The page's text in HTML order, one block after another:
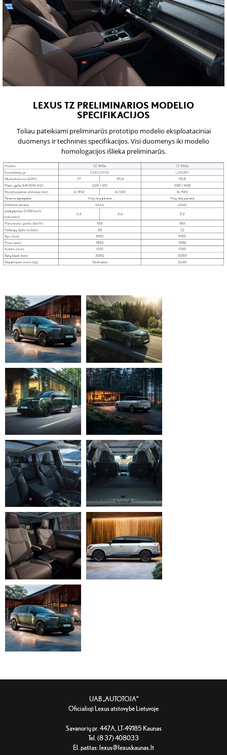
LEXUS TZ PRELIMINARIOS MODELIO
SPECIFIKACIJOS
Toliau pateikiami preliminarūs prototipo modelio eksploataciniai
duomenys ir techninės specifikacijos. Visi duomenys iki modelio
homologacijos išlieka preliminarūs.
UAB „AUTOTOJA“
Oficialioji Lexus atstovybė Lietuvoje
Savanorių pr. 447A, LT-49185 Kaunas
Tel. (8 37) 408033
El. paštas: lexus@lexuskaunas.lt